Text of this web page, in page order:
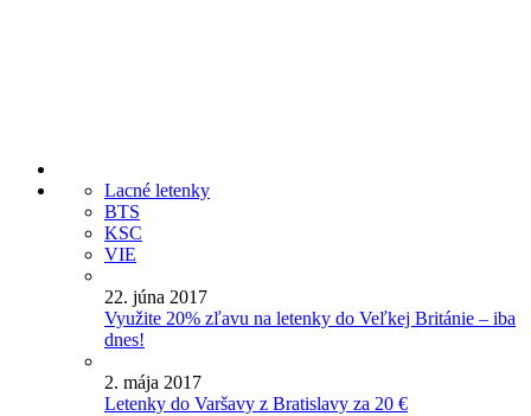
Lacné letenky
BTS
KSC
VIE
22. júna 2017
Využite 20% zľavu na letenky do Veľkej Británie – iba
dnes!
2. mája 2017
Letenky do Varšavy z Bratislavy za 20 €